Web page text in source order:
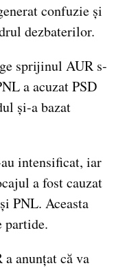
confuzie și
dezbaterilor.
sprijinul AUR s-
a acuzat PSD
și-a bazat
intensificat, iar
a fost cauzat
PNL. Aceasta
partide.
a anunțat că va